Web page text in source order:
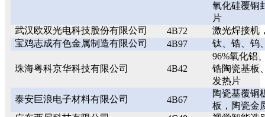
氧化硅覆铜
片
武汉欧双光电科技股份有限公司
4B72
激光焊接机
宝鸡志成有色金属制造有限公司
4B97 钛、锆、钨
珠海粤科京华科技有限公司 4B42
96%氧化铝
锆陶瓷基板
发热片
泰安巨浪电子材料有限公司
4B67
陶瓷基覆铜
板，陶瓷金